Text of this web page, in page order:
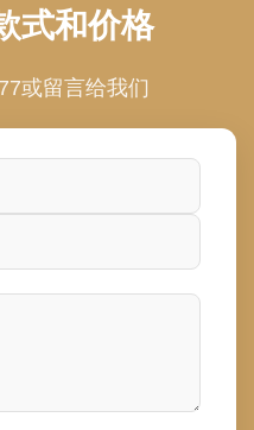
式和价格
或留言给我们